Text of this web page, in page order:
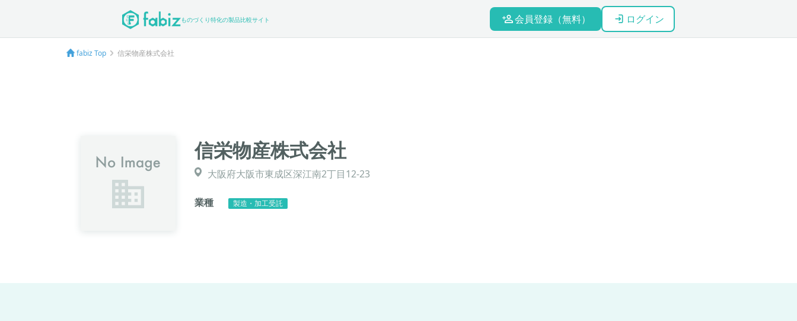
ものづくり特化の製品比較サイト 会員登録（無料） ログイン
fabiz Top 信栄物産株式会社
信栄物産株式会社
大阪府大阪市東成区深江南2丁目12-23
業種 製造・加工受託